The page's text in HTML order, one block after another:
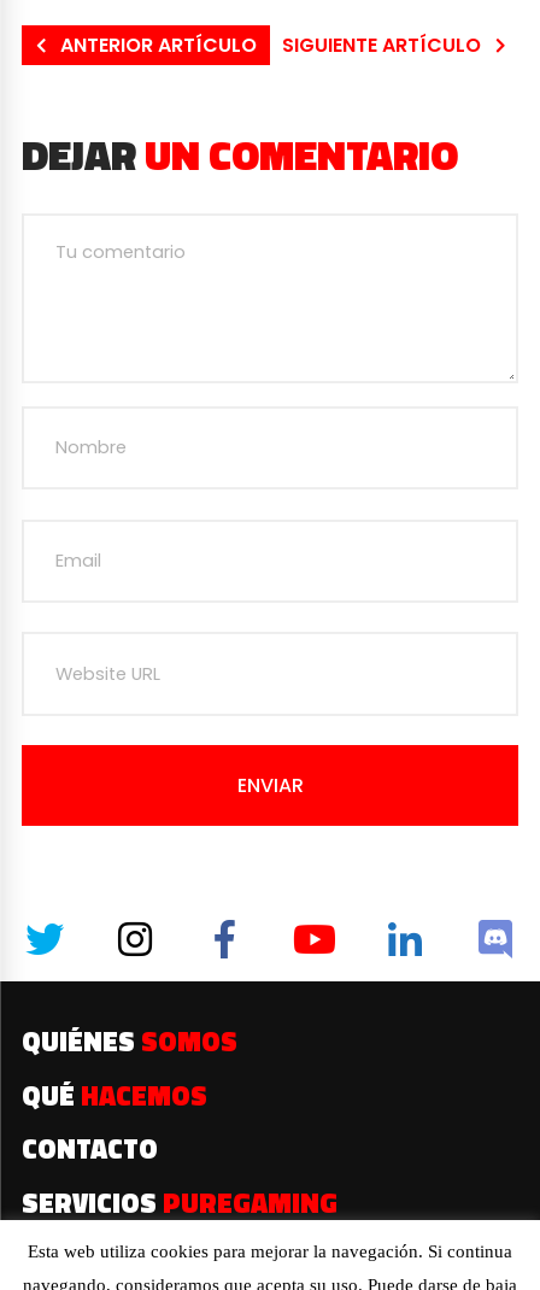
ANTERIOR ARTÍCULO SIGUIENTE ARTÍCULO
DEJARUN COMENTARIO
ENVIAR
QUIÉNES SOMOS
QUÉ HACEMOS
CONTACTO
SERVICIOS PUREGAMING
Esta web utiliza cookies para mejorar la navegación. Si continua
navegando, consideramos que acepta su uso. Puede darse de baja